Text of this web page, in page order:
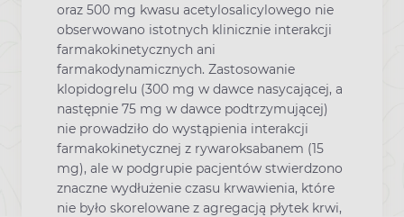
oraz 500 mg kwasu acetylosalicylowego nie
obserwowano istotnych klinicznie interakcji
farmakokinetycznych ani
farmakodynamicznych. Zastosowanie
klopidogrelu (300 mg w dawce nasycającej, a
następnie 75 mg w dawce podtrzymującej)
nie prowadziło do wystąpienia interakcji
farmakokinetycznej z rywaroksabanem (15
mg), ale w podgrupie pacjentów stwierdzono
znaczne wydłużenie czasu krwawienia, które
nie było skorelowane z agregacją płytek krwi,